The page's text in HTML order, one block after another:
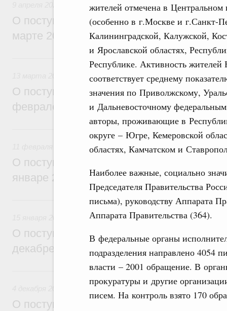
жителей отмечена в
(особенно в г.Москве и г.Санкт-
Калининградской, Калужской,
и Ярославской областях,
Республике. Активность
соответствует среднему
значения по Приволжскому,
и Дальневосточному
авторы, проживающие в
округе – Югре, Кемеровской
областях, Камчатском и
Наиболее важные, социально
Председателя Правительства
письма), руководству Аппарата
Аппарата Правительства (364).
В федеральные органы
подразделения направлено 4054
власти – 2001 обращение. В
прокуратуры и другие
писем. На контроль взято 170
О поступивших в Правительство
марте 2026 года обращениях граждан
13 марта, пятница
О поступивших в Правительство
феврале 2026 года обращениях граждан
11 февраля, среда
О поступивших в Правительство
январе 2026 года обращениях граждан
15 января, четверг
О поступивших в Правительство
декабре 2025 года обращениях граждан
4 декабря 2025, четверг
О поступивших в Правительство